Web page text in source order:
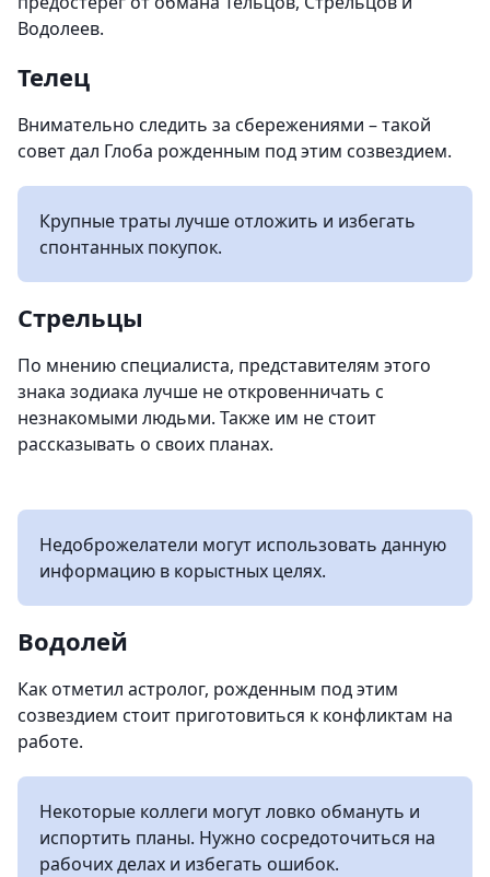
Водолеев.
Телец
Внимательно следить за сбережениями – такой
совет дал Глоба рожденным под этим созвездием.
Крупные траты лучше отложить и избегать
спонтанных покупок.
Стрельцы
По мнению специалиста, представителям этого
знака зодиака лучше не откровенничать с
незнакомыми людьми. Также им не стоит
рассказывать о своих планах.
Недоброжелатели могут использовать данную
информацию в корыстных целях.
Водолей
Как отметил астролог, рожденным под этим
созвездием стоит приготовиться к конфликтам на
работе.
Некоторые коллеги могут ловко обмануть и
испортить планы. Нужно сосредоточиться на
рабочих делах и избегать ошибок.